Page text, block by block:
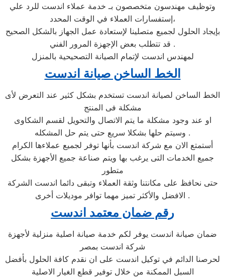
وتوظيف مهندسون متخصصون بـ خدمة عملاء اندست للرد علي
إستفسارات العملاء في الوقت المحدد،
بإيجاد الحلول لجميع متصلينا لإستعادة عمل الجهاز بالشكل الصحيح
. قد تتطلب بعض الإجهزة المرور الفني
لمهندس اندست لإتمام الصيانة التصحيحية بالمنزل
الخط الساخن صيانة اندست
الخط الساخن لصيانة اندست تستخدم بشكل كثير عند التعرض لأى
مشكلة فى المنتج
او عند وجود مشكلة ما يتم الاتصال والتحويل لقسم الشكاوى
وسيتم حلها بشكلا سريع حتى يتم حل المشكله .
أستمتع الان مع شركة اندست بأنها توفر لجميع عملاءها الكرام
جميع الخدمات التى يرغب بها ويتم صناعة جميع الأجهزة بشكل
متطور
حتى نحافظ على مكانتنا وثقة العملاء وتبقى دائما اندست الشركة
الافضل والأكثر تميز مهما توافر موديلات أخرى .
رقم ضمان معتمد اندست
ضمان صيانة اندست يوفر لكم خدمة صيانة اصلية منزلية لأجهزة
شركة اندست بمصر
لحرصنا الدائم في توكيل اندست على ان نقدم كافة الحلول بأفضل
السبل الممكنة من خلال توفير قطع الغيار الاصلية